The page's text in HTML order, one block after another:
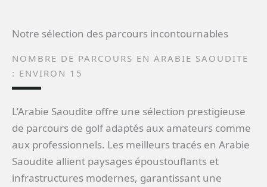
Notre sélection des parcours incontournables
NOMBRE DE PARCOURS EN ARABIE SAOUDITE
: ENVIRON 15
L’Arabie Saoudite offre une sélection prestigieuse
de parcours de golf adaptés aux amateurs comme
aux professionnels. Les meilleurs tracés en Arabie
Saoudite allient paysages époustouflants et
infrastructures modernes, garantissant une